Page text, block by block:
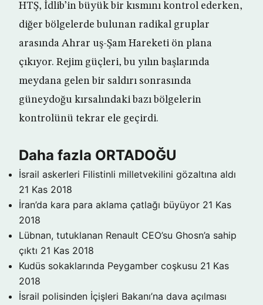
HTŞ, İdlib’in büyük bir kısmını kontrol ederken,
diğer bölgelerde bulunan radikal gruplar
arasında Ahrar uş-Şam Hareketi ön plana
çıkıyor. Rejim güçleri, bu yılın başlarında
meydana gelen bir saldırı sonrasında
güneydoğu kırsalındaki bazı bölgelerin
kontrolünü tekrar ele geçirdi.
Daha fazla ORTADOĞU
İsrail askerleri Filistinli milletvekilini gözaltına aldı
21 Kas 2018
İran’da kara para aklama çatlağı büyüyor 21 Kas
2018
Lübnan, tutuklanan Renault CEO’su Ghosn’a sahip
çıktı 21 Kas 2018
Kudüs sokaklarında Peygamber coşkusu 21 Kas
2018
İsrail polisinden İçişleri Bakanı’na dava açılması